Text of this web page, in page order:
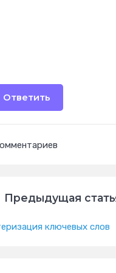
Ответить
Предыдущая
ключевых слов